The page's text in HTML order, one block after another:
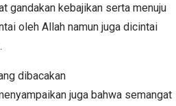
gandakan kebajikan serta menuju
oleh Allah namun juga dicintai
dibacakan
juga bahwa semangat